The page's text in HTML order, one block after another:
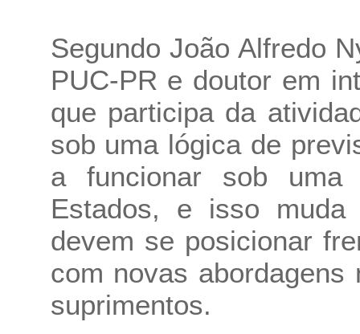
Segundo João Alfredo
PUC-PR e doutor em
que participa da
sob uma lógica de
a funcionar sob uma
Estados, e isso
devem se posicionar
com novas
suprimentos.